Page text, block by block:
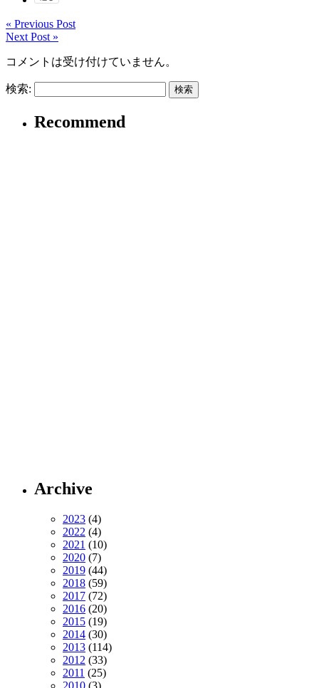
« Previous Post
Next Post »
コメントは受け付けていません。
検索:
Recommend
Archive
2023 (4)
2022 (4)
2021 (10)
2020 (7)
2019 (44)
2018 (59)
2017 (72)
2016 (20)
2015 (19)
2014 (30)
2013 (114)
2012 (33)
2011 (25)
2010 (3)